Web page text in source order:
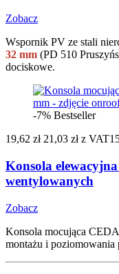
Zobacz
Wspornik PV ze stali
32 mm (PD 510
dociskowe.
-7% Bestseller
19,62 zł 21,03 zł z VAT
Konsola
wentylowanych
Zobacz
Konsola mocująca
montażu i poziomowania